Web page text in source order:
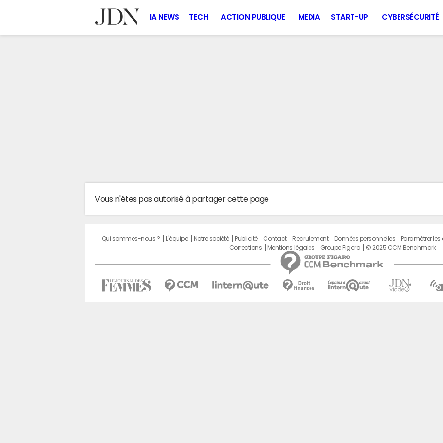
IA NEWS TECH ACTION PUBLIQUE MEDIA START-UP CYBERSÉCURITÉ
Vous n'êtes pas autorisé à partager cette page
Qui sommes-nous ? L'équipe Notre société Publicité Contact Recrutement Données personnelles Paramétrer les
Corrections
Mentions légales Groupe Figaro © 2025 CCM Benchmark